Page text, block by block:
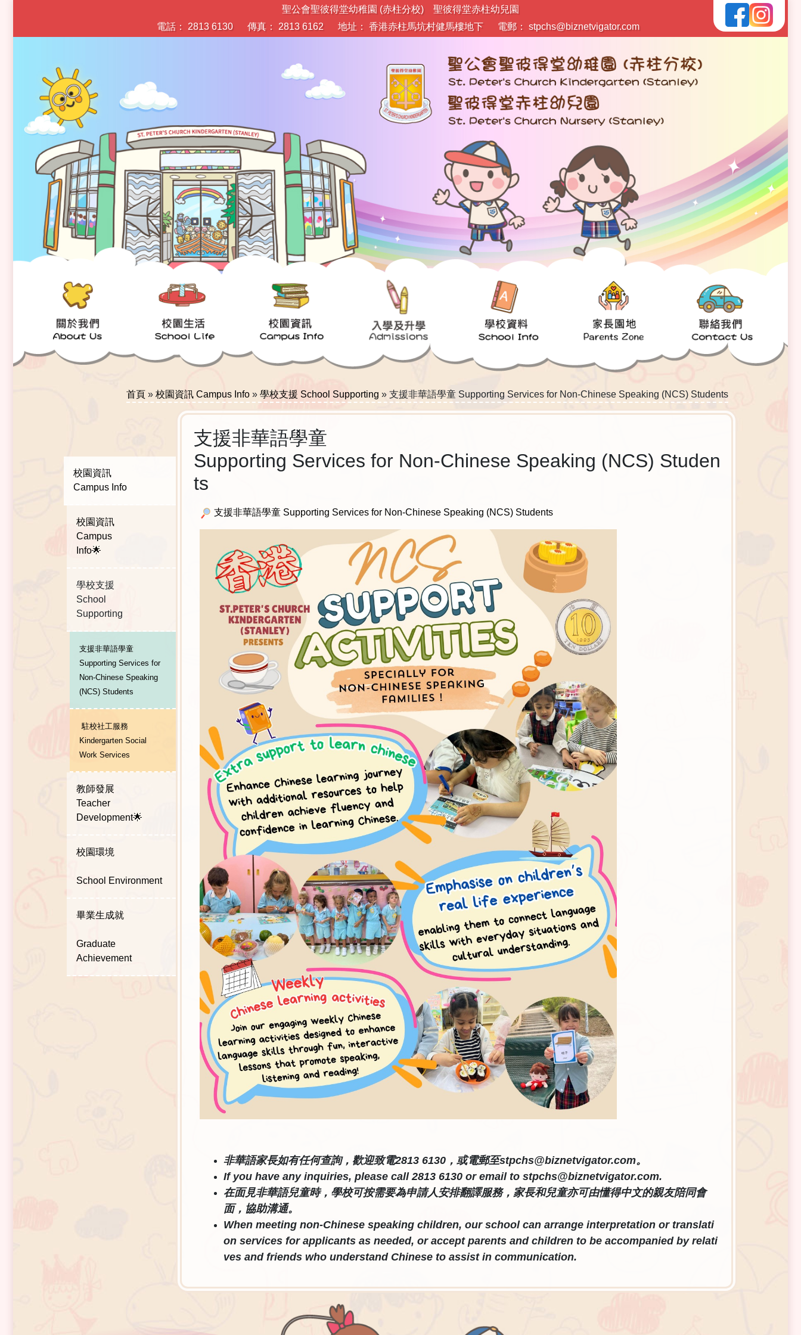
聖公會聖彼得堂幼稚園 (赤柱分校) 聖彼得堂赤柱幼兒園
電話： 2813 6130
傳真： 2813 6162 地址： 香港赤柱馬坑村健馬樓地下 電郵： stpchs@biznetvigator.com
首頁 » 校園資訊 Campus Info » 學校支援 School Supporting » 支援非華語學童 Supporting Services for Non-Chinese Speaking (NCS) Students
校園資訊
Campus Info
校園資訊
Campus
Info🌟
學校支援
School
Supporting
支援非華語學童
Supporting Services for
Non-Chinese Speaking
(NCS) Students
駐校社工服務
Kindergarten Social
Work Services
教師發展
Teacher
Development🌟
校園環境
School Environment
畢業生成就
Graduate
Achievement
支援非華語學童
Supporting Services for Non-Chinese Speaking (NCS) Studen
ts
支援非華語學童 Supporting Services for Non-Chinese Speaking (NCS) Students
非華語家長如有任何查詢，歡迎致電2813 6130，或電郵至stpchs@biznetvigator.com。
If you have any inquiries, please call 2813 6130 or email tostpchs@biznetvigator.com.
在面見非華語兒童時，學校可按需要為申請人安排翻譯服務，家長和兒童亦可由懂得中文的親友陪同會
面，協助溝通。
When meeting non-Chinese speaking children, our school can arrange interpretation or translati
on services for applicants as needed, or accept parents and children to be accompanied by relati
ves and friends who understand Chinese to assist in communication.